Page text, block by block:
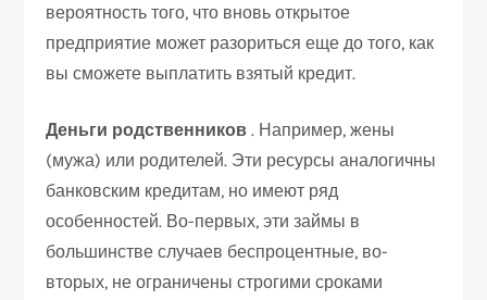
вероятность того, что вновь открытое
предприятие может разориться еще до того, как
вы сможете выплатить взятый кредит.
Деньги родственников. Например, жены
(мужа) или родителей. Эти ресурсы аналогичны
банковским кредитам, но имеют ряд
особенностей. Во-первых, эти займы в
большинстве случаев беспроцентные, во-
вторых, не ограничены строгими сроками